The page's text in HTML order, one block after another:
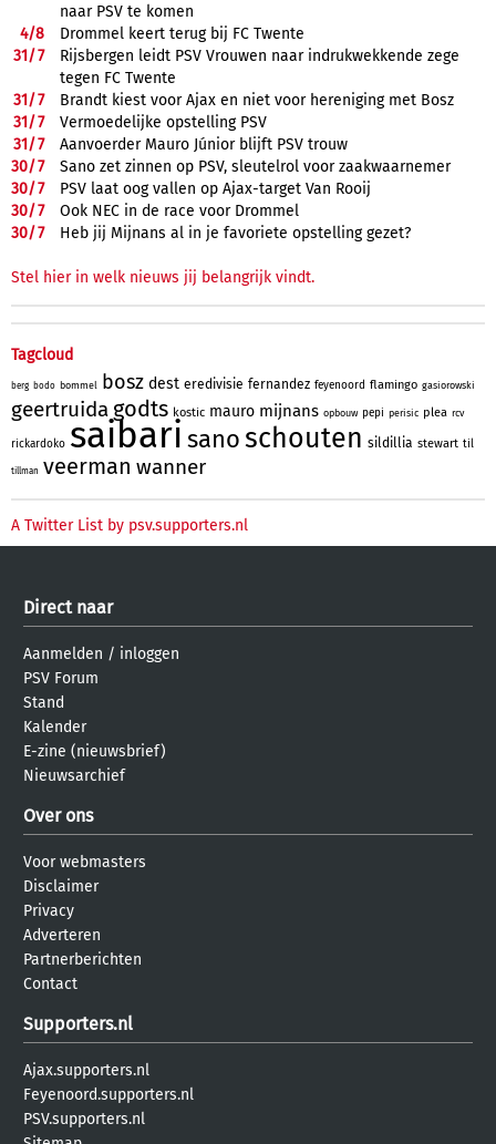
naar PSV te komen
4/8
Drommel keert terug bij FC Twente
31/7
Rijsbergen leidt PSV Vrouwen naar indrukwekkende zege
tegen FC Twente
31/7
Brandt kiest voor Ajax en niet voor hereniging met Bosz
31/7
Vermoedelijke opstelling PSV
31/7
Aanvoerder Mauro Júnior blijft PSV trouw
30/7
Sano zet zinnen op PSV, sleutelrol voor zaakwaarnemer
30/7
PSV laat oog vallen op Ajax-target Van Rooij
30/7
Ook NEC in de race voor Drommel
30/7 Heb jij Mijnans al in je favoriete opstelling gezet?
Stel hier in welk nieuws jij belangrijk vindt.
Tagcloud
berg bodo bommel bosz dest eredivisie fernandez feyenoord flamingo gasiorowski
geertruida godts kostic mauro mijnans opbouw pepi perisic plea rcv
rickardoko saibari sanoschouten sildillia stewart til
tillman veerman wanner
A Twitter List by psv.supporters.nl
Direct naar
Aanmelden / inloggen
PSV Forum
Stand
Kalender
E-zine (nieuwsbrief)
Nieuwsarchief
Over ons
Voor webmasters
Disclaimer
Privacy
Adverteren
Partnerberichten
Contact
Supporters.nl
Ajax.supporters.nl
Feyenoord.supporters.nl
PSV.supporters.nl